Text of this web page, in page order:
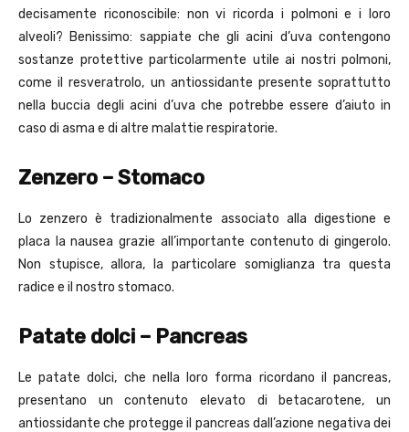
decisamente riconoscibile: non vi ricorda i polmoni e i loro
alveoli? Benissimo: sappiate che gli acini d’uva contengono
sostanze protettive particolarmente utile ai nostri polmoni,
come il resveratrolo, un antiossidante presente soprattutto
nella buccia degli acini d’uva che potrebbe essere d’aiuto in
caso di asma e di altre malattie respiratorie.
Zenzero – Stomaco
Lo zenzero è tradizionalmente associato alla digestione e
placa la nausea grazie all’importante contenuto di gingerolo.
Non stupisce, allora, la particolare somiglianza tra questa
radice e il nostro stomaco.
Patate dolci – Pancreas
Le patate dolci, che nella loro forma ricordano il pancreas,
presentano un contenuto elevato di betacarotene, un
antiossidante che protegge il pancreas dall’azione negativa dei